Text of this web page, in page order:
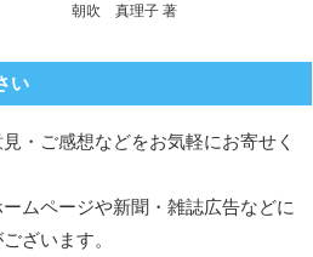
朝吹 真理子 著
い
・ご感想などをお気軽にお寄せく
ムページや新聞・雑誌広告などに
ざいます。